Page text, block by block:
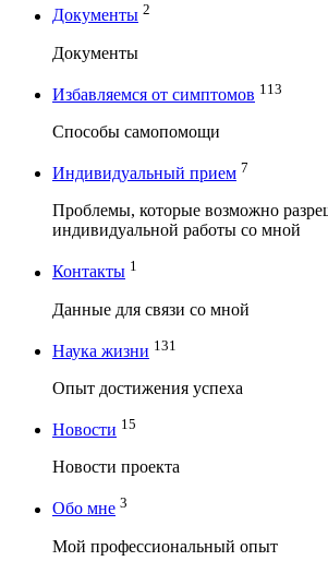
Документы 2
Документы
Избавляемся от симптомов 113
Способы самопомощи
Индивидуальный прием 7
Проблемы, которые возможно
индивидуальной работы со мной
Контакты 1
Данные для связи со мной
Наука жизни 131
Опыт достижения успеха
Новости 15
Новости проекта
Обо мне 3
Мой профессиональный опыт